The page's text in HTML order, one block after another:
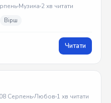
Музика 2 хв читати
Вірш
Читати
08 СерпеньЛюбов 1 хв читати